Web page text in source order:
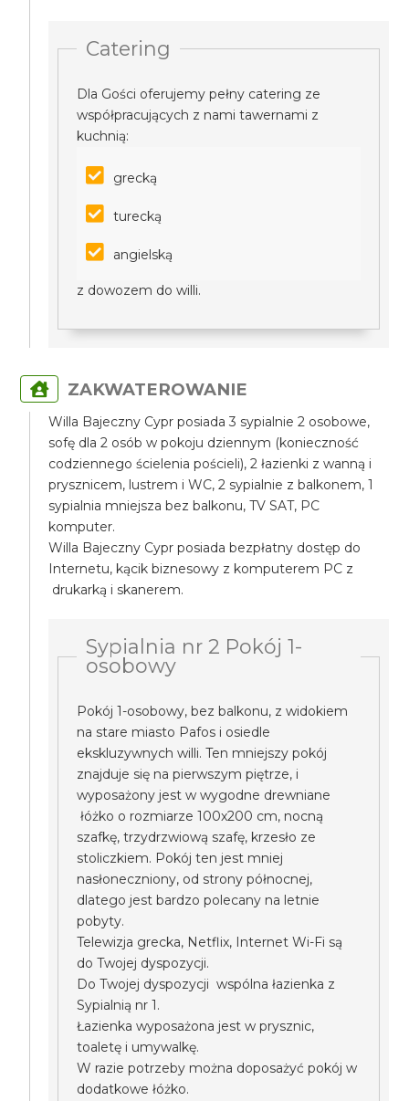
Catering
Dla Gości oferujemy pełny catering ze
współpracujących z nami tawernami z
kuchnią:
grecką
turecką
angielską
z dowozem do willi.
ZAKWATEROWANIE
Willa Bajeczny Cypr posiada 3 sypialnie 2 osobowe,
sofę dla 2 osób w pokoju dziennym (konieczność
codziennego ścielenia pościeli), 2 łazienki z wanną i
prysznicem, lustrem i WC, 2 sypialnie z balkonem, 1
sypialnia mniejsza bez balkonu, TV SAT, PC
komputer.
Willa Bajeczny Cypr posiada bezpłatny dostęp do
Internetu, kącik biznesowy z komputerem PC z
drukarką i skanerem.
Sypialnia nr 2 Pokój 1-
osobowy
Pokój 1-osobowy, bez balkonu, z widokiem
na stare miasto Pafos i osiedle
ekskluzywnych willi. Ten mniejszy pokój
znajduje się na pierwszym piętrze, i
wyposażony jest w wygodne drewniane
łóżko o rozmiarze 100x200 cm, nocną
szafkę, trzydrzwiową szafę, krzesło ze
stoliczkiem. Pokój ten jest mniej
nasłoneczniony, od strony północnej,
dlatego jest bardzo polecany na letnie
pobyty.
Telewizja grecka, Netflix, Internet Wi-Fi są
do Twojej dyspozycji.
Do Twojej dyspozycji wspólna łazienka z
Sypialnią nr 1.
Łazienka wyposażona jest w prysznic,
toaletę i umywalkę.
W razie potrzeby można doposażyć pokój w
dodatkowe łóżko.